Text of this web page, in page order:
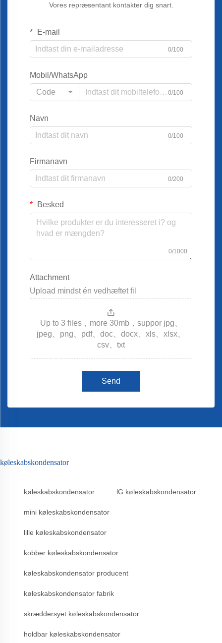
Vores repræsentant kontakter dig snart.
E-mail
0/100
Mobil/WhatsApp
Code
0/100
Navn
0/100
Firmanavn
0/200
Besked
0/1000
Attachment
Upload mindst én vedhæftet fil
Up to 3 files，more 30mb，suppor jpg、
jpeg、png、pdf、doc、docx、xls、xlsx、
csv、txt
Send
køleskabskondensator
køleskabskondensator lG køleskabskondensator
mini køleskabskondensator
lille køleskabskondensator
kobber køleskabskondensator
køleskabskondensator producent
køleskabskondensator fabrik
skræddersyet køleskabskondensator
holdbar køleskabskondensator